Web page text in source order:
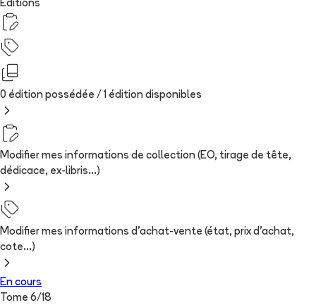
Editions
0 édition possédée / 1 édition disponibles
Modifier mes informations de collection (EO, tirage de tête,
dédicace, ex-libris...)
Modifier mes informations d'achat-vente (état, prix d'achat,
cote...)
En cours
Tome 6/18